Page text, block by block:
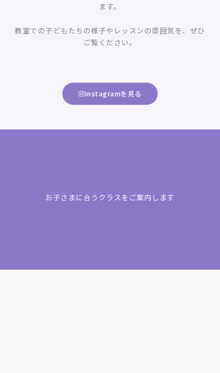
ます。
教室での子どもたちの様子やレッスンの雰囲気を、ぜひ
ご覧ください。
Instagramを見る
お子さまに合うクラスをご案内します